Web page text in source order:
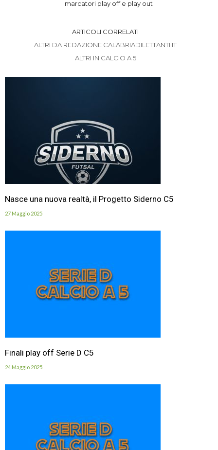
marcatori play off e play out
ARTICOLI CORRELATI
ALTRI DA REDAZIONE CALABRIADILETTANTI.IT
ALTRI IN CALCIO A 5
Nasce una nuova realtà, il Progetto Siderno C5
27 Maggio 2025
Finali play off Serie D C5
24 Maggio 2025